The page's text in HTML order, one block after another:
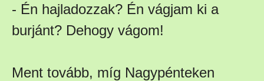
- Én hajladozzak? Én vágjam ki a
burjánt? Dehogy vágom!
Ment tovább, míg Nagypénteken